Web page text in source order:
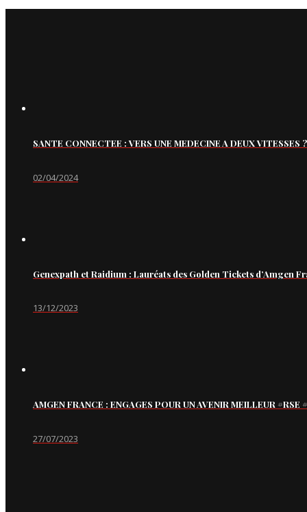
SANTE CONNECTEE : VERS UNE MEDECINE A DEUX VITESSES ?
02/04/2024
Genexpath et Raidium : Lauréats des Golden Tickets d’Amgen
13/12/2023
AMGEN FRANCE : ENGAGES POUR UN AVENIR MEILLEUR
27/07/2023